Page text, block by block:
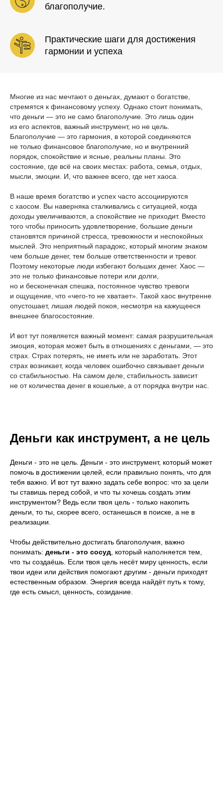
благополучие.
Практические шаги для достижения
гармонии и успеха
Многие из нас мечтают о деньгах, думают о богатстве,
стремятся к финансовому успеху. Однако стоит понимать,
что деньги — это не само благополучие. Это лишь один
из его аспектов, важный инструмент, но не цель.
Благополучие — это гармония, в которой соединяются
не только финансовое благополучие, но и внутренний
порядок, спокойствие и ясные, реальны планы. Это
состояние, где всё на своих местах: работа, семья, отдых,
мысли, эмоции. И, что важнее всего, где нет хаоса.
В наше время богатство и успех часто ассоциируются
с хаосом. Вы наверняка сталкивались с ситуацией, когда
доходы увеличиваются, а спокойствие не приходит. Вместо
того чтобы приносить удовлетворение, большие деньги
становятся причиной стресса, тревожности и неспокойных
мыслей. Это неприятный парадокс, который многим знаком
чем больше денег, тем больше ответственности и тревог.
Поэтому некоторые люди избегают больших денег. Хаос —
это не только финансовые потери или долги,
но и бесконечная спешка, постоянное чувство тревоги
и ощущение, что «чего-то не хватает». Такой хаос внутренне
опустошает, лишая людей покоя, несмотря на кажущееся
внешнее благосостояние.
И вот тут появляется важный момент: самая разрушительная
эмоция, которая может быть в отношениях с деньгами, — это
страх. Страх потерять, не иметь или не заработать. Этот
страх возникает, когда человек ошибочно связывает деньги
со стабильностью. На самом деле, стабильность зависит
не от количества денег в кошельке, а от порядка внутри нас.
Деньги как инструмент, а не цель
Деньги - это не цель. Деньги - это инструмент, который может
помочь в достижении целей, если правильно понять, что для
тебя важно. И вот тут важно задать себе вопрос: что за цели
ты ставишь перед собой, и что ты хочешь создать этим
инструментом? Ведь если твоя цель - только накопить
деньги, то ты, скорее всего, останешься в поиске, а не в
реализации.
Чтобы действительно достигать благополучия, важно
понимать: деньги - это сосуд , который наполняется тем,
что ты создаёшь. Если твоя цель несёт миру ценность, если
твои идеи или действия помогают другим - деньги приходят
естественным образом. Энергия всегда найдёт путь к тому,
где есть смысл, ценность, созидание.